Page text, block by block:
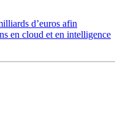
d’euros afin
en cloud et en intelligence